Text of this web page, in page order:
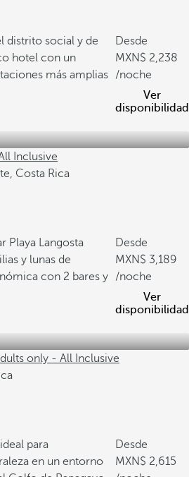
distrito social y de
hotel con un
más amplias
Desde
2,238
/noche
Ver
disponibilidad
Inclusive
Costa Rica
Playa Langosta
y lunas de
con 2 bares y
Desde
3,189
/noche
Ver
disponibilidad
only - All Inclusive
para
en un entorno
Desde
2,615